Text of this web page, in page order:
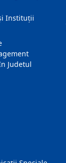
Instituții
Judetul